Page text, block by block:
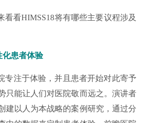
看看HIMSS18将有哪些主要议程涉及
化患者体验
专注于体验，并且患者开始对此寄予
只能让人们对医院敬而远之。演讲者
建以人为本战略的案例研究，通过分